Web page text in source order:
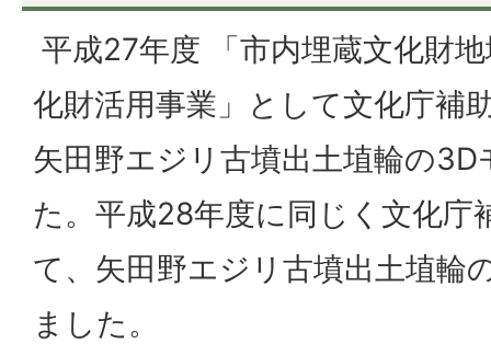
平成27年度 「市内埋蔵文化財
化財活用事業」として文化庁補
矢田野エジリ古墳出土埴輪の
た。平成28年度に同じく文化庁
て、矢田野エジリ古墳出土埴輪
ました。